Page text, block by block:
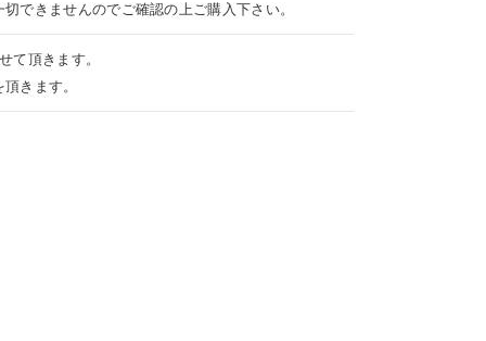
できませんのでご確認の上ご購入下さい。
て頂きます。
きます。